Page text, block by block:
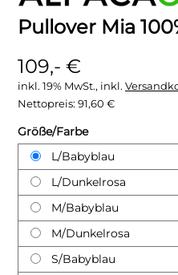
Pullover Mia
109,- €
inkl. 19% MwSt., inkl.
Nettopreis: 91,60 €
Größe/Farbe
L/Babyblau
L/Dunkelrosa
M/Babyblau
M/Dunkelrosa
S/Babyblau